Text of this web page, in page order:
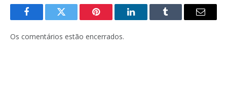
FacebookTwitter Pinterest LinkedInTumblr
E-
Os comentários estão encerrados.